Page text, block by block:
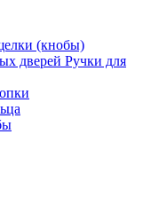
(кнобы)
Ручки для